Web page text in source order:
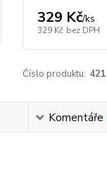
329 Kč/ks
329 Kč bez DPH
Číslo produktu: 421
Komentáře